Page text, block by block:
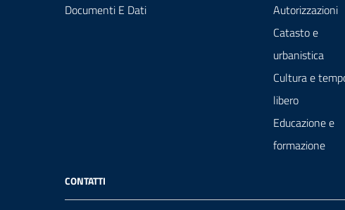
Documenti E Dati
Autorizzazioni
Catasto e
urbanistica
Cultura e
libero
Educazione e
formazione
CONTATTI